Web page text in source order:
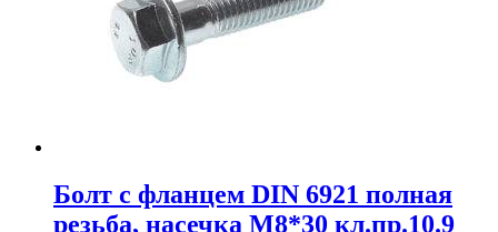
Болт с фланцем DIN 6921 полная
резьба, насечка М8*30 кл.пр.10.9